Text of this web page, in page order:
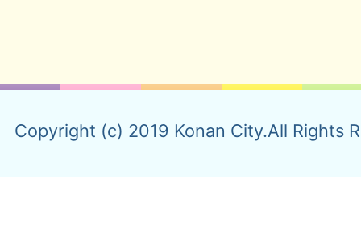
Copyright (c) 2019 Konan City.All Rights